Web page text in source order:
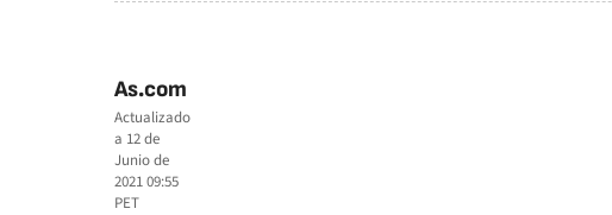
As.com
Actualizado
a 12 de
Junio de
2021 09:55
PET